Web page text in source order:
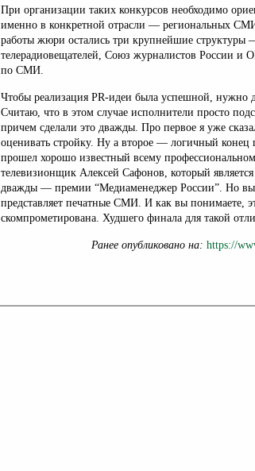
При организации таких конкурсов необходимо
именно в конкретной отрасли — региональных
работы жюри остались три крупнейшие структуры
телерадиовещателей, Союз журналистов России
по СМИ.
Чтобы реализация PR-идеи была успешной, нужно
Считаю, что в этом случае исполнители просто
причем сделали это дважды. Про первое я уже
оценивать стройку. Ну а второе — логичный конец
прошел хорошо известный всему
телевизионщик Алексей Сафонов, который
дважды — премии “Медиаменеджер России”. Но
представляет печатные СМИ. И как вы понимаете,
скомпрометирована. Худшего финала для такой
Ранее опубликовано на: https://